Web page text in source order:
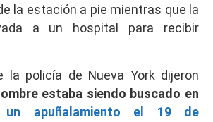
la estación a pie mientras que la
a un hospital para recibir
la policía de Nueva York dijeron
estaba siendo buscado en
un apuñalamiento el 19 de